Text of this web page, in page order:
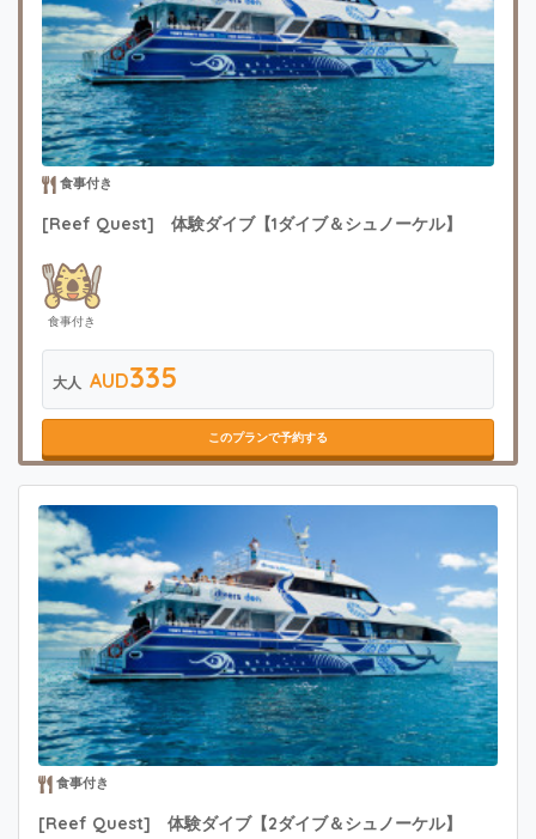
食事付き
[Reef Quest] 体験ダイブ【1ダイブ＆シュノーケル】
食事付き
大人 AUD335
このプランで予約する
食事付き
[Reef Quest] 体験ダイブ【2ダイブ＆シュノーケル】